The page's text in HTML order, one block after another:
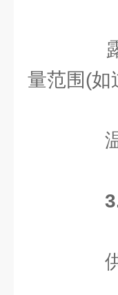
露
量范围(如
温
供